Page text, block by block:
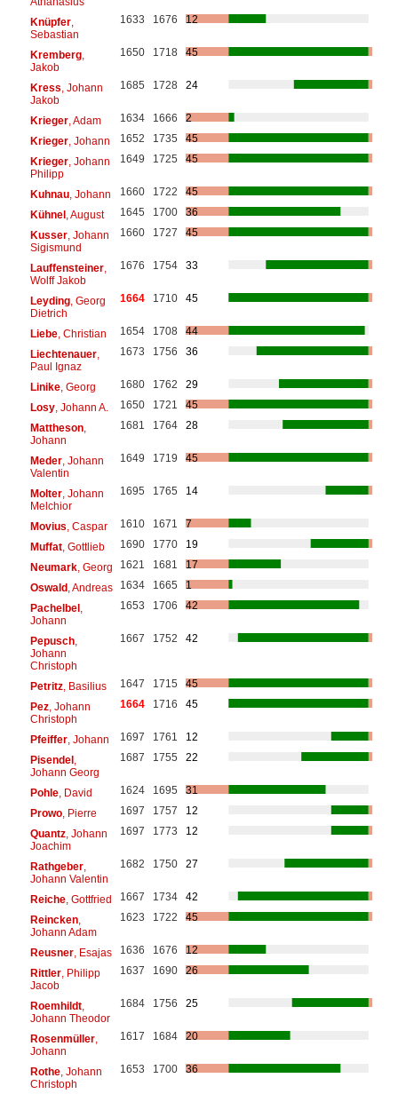
Knüpfer,
Sebastian
1633 1676 12
Kremberg,
Jakob
1650 1718 45
Kress , Johann
Jakob
1685 1728 24
Krieger, Adam 1634 1666
2
Krieger, Johann 1652 1735
45
Krieger, Johann
Philipp
1649 1725 45
Kuhnau, Johann 1660 1722
45
Kühnel, August 1645 1700
36
Kusser, Johann
Sigismund
1660 1727 45
Lauffensteiner,
Wolff Jakob
1676 1754 33
Leyding, Georg
Dietrich
1664 1710 45
Liebe, Christian 1654 1708
44
Liechtenauer,
Paul Ignaz
1673 1756 36
Linike, Georg 1680 1762
29
Losy, Johann A. 1650 1721
45
Mattheson,
Johann
1681 1764 28
Meder, Johann
Valentin
1649 1719 45
Molter, Johann
Melchior
1695 1765 14
Movius , Caspar 1610 1671
7
Muffat, Gottlieb 1690 1770
19
Neumark, Georg 1621 1681
17
Oswald, Andreas 1634 1665
1
Pachelbel,
Johann
1653 1706 42
Pepusch,
Johann
Christoph
1667 1752 42
Petritz, Basilius 1647 1715
45
Pez, Johann
Christoph
1664 1716 45
Pfeiffer, Johann 1697 1761
12
Pisendel,
Johann Georg
1687 1755 22
Pohle, David 1624 1695
31
Prowo, Pierre 1697 1757
12
Quantz, Johann
Joachim
1697 1773 12
Rathgeber,
Johann Valentin
1682 1750 27
Reiche, Gottfried 1667 1734
42
Reincken,
Johann Adam
1623 1722 45
Reusner, Esajas 1636 1676
12
Rittler, Philipp
Jacob
1637 1690 26
Roemhildt,
Johann Theodor
1684 1756 25
Rosenmüller,
Johann
1617 1684 20
Rothe, Johann
Christoph
1653 1700 36